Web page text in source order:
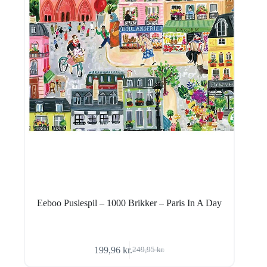
Eeboo Puslespil – 1000 Brikker – Paris In A Day
249,95kr.
Den
199,96kr.Den